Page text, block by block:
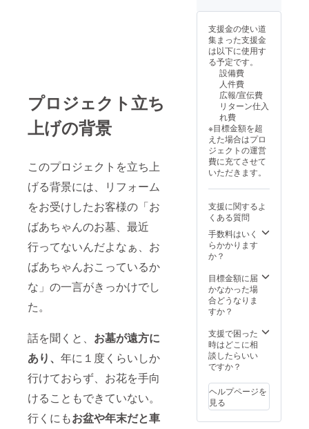
プロジェクト立ち
上げの背景
このプロジェクトを立ち上
げる背景には、リフォーム
をお受けしたお客様の「お
ばあちゃんのお墓、最近
行ってないんだよなぁ、お
ばあちゃんおこっているか
な」の一言がきっかけでし
た。
話を聞くと、 お墓が遠方に
あり、 年に１度くらいしか
行けておらず、お花を手向
けることもできていない。
行くにもお盆や年末だと車
２７日
～１月
４日) ス
タッフT
シャツ
を提供
しま
す。 ・
サイズ
展開：
M, L,XL
・カ
ラー展
開：白
※サイズ
は、プ
ルダウ
り選択
してく
ださい
でご了
さい。
ただ
し、場
所によ
り出張
費を頂
戴する
場合が
ます。
リター
ン期限:
２０２
６年１
２月１
０２６
年１２
月２６
日まで
(年末年
１２月
２７日
～１月
４日) ス
シャツ
を提供
しま
す。 ・
展開：
M, L,XL
・カ
ラー展
支援金の使い道
集まった支援金
は以下に使用す
る予定です。
設備費
人件費
広報/宣伝費
リターン仕入
れ費
※目標金額を超
えた場合はプロ
ジェクトの運営
費に充てさせて
いただきます。
支援に関するよ
くある質問
手数料はいく
らかかります
か？
目標金額に届
かなかった場
合どうなりま
すか？
支援で困った
時はどこに相
談したらいい
ですか？
ヘルプページを
見る